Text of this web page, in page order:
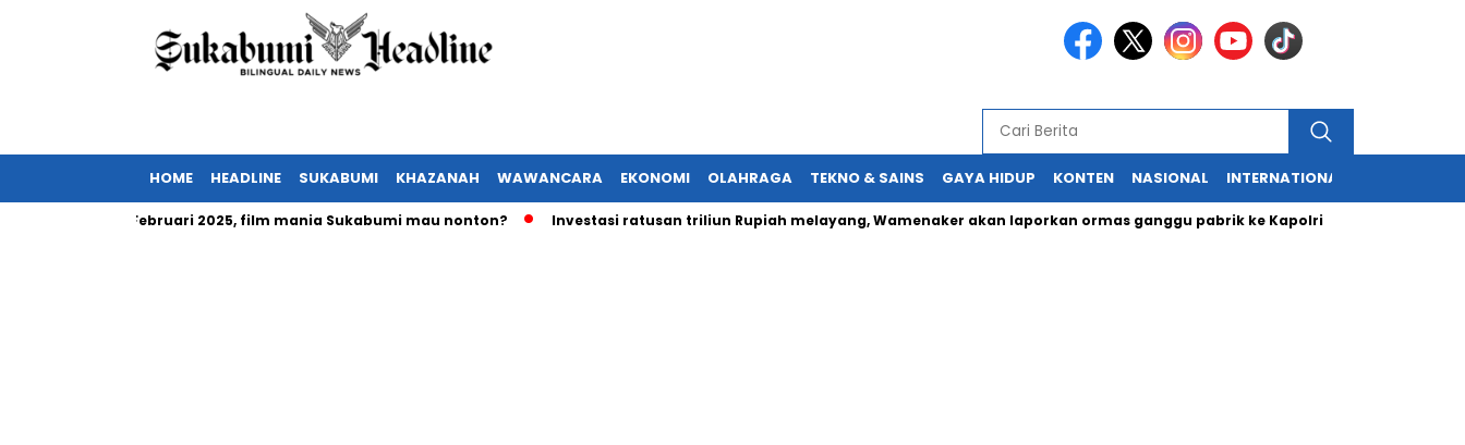
HOME HEADLINE SUKABUMI KHAZANAH WAWANCARA EKONOMI OLAHRAGA TEKNO & SAINS GAYA HIDUP KONTEN NASIONAL INTERNATIONAL
tayang Februari 2025, film mania Sukabumi mau nonton? Investasi ratusan triliun Rupiah melayang, Wamenaker akan laporkan ormas ganggu pabrik ke Kapolri Cabup dan Cawali